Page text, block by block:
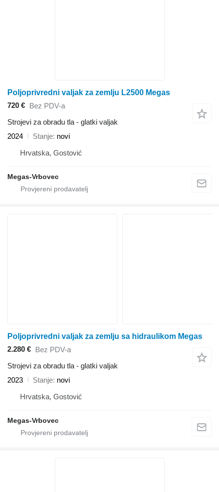
Poljoprivredni valjak za zemlju L2500 Megas
720 € Bez PDV-a
Strojevi za obradu tla - glatki valjak
2024
Stanje novi
Hrvatska, Gostović
Megas-Vrbovec
Poljoprivredni valjak za zemlju sa hidraulikom Megas
2.280 € Bez PDV-a
Strojevi za obradu tla - glatki valjak
2023
Stanje novi
Hrvatska, Gostović
Megas-Vrbovec